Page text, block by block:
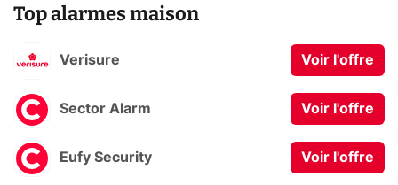
Top alarmes maison
Verisure Voir l'offre
Sector Alarm Voir l'offre
Eufy Security Voir l'offre